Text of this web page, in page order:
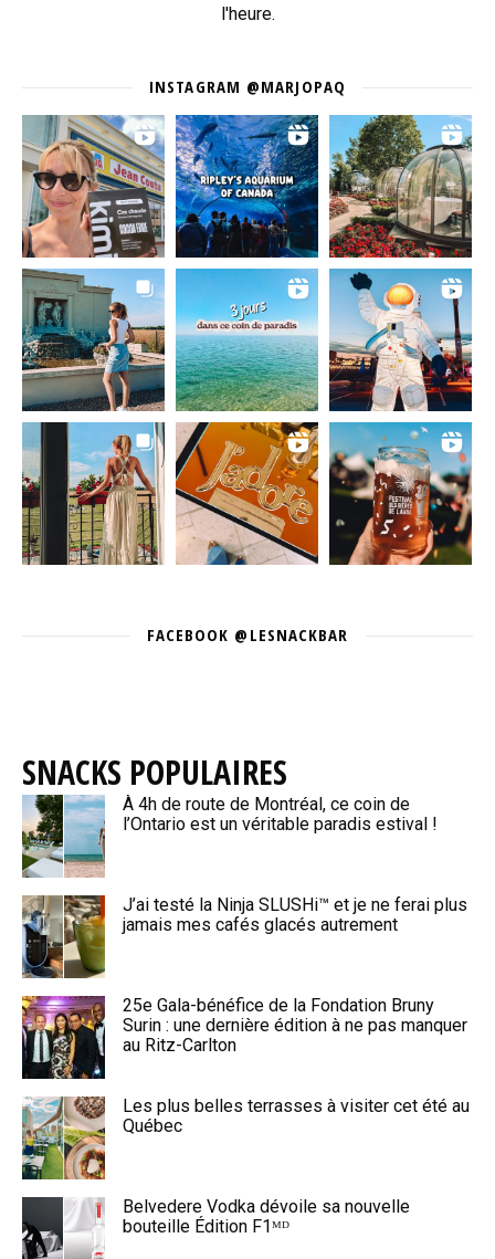
l'heure.
INSTAGRAM @MARJOPAQ
FACEBOOK @LESNACKBAR
SNACKS POPULAIRES
À 4h de route de Montréal, ce coin de
l’Ontario est un véritable paradis estival !
J’ai testé la Ninja SLUSHi™ et je ne ferai plus
jamais mes cafés glacés autrement
25e Gala-bénéfice de la Fondation Bruny
Surin : une dernière édition à ne pas manquer
au Ritz-Carlton
Les plus belles terrasses à visiter cet été au
Québec
Belvedere Vodka dévoile sa nouvelle
bouteille Édition F1ᴹᴰ